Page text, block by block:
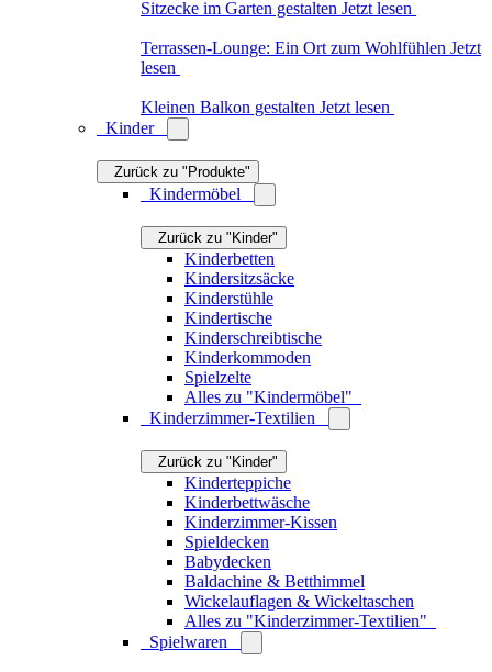
Zurück zu "Kinder"
Kuscheltiere
Spiele & Puzzles
Schlitten
Alles zu "Spielwaren"
Kinder-Accessoires
Zurück zu "Kinder"
Kinderbesteck
Kinderteller
Kinderschalen
Kinderbecher
Kindergeschirr-Sets
Alles zu "Kindergeschirr &
Kinderbesteck"
Alles zu "Kinder"
Kinderzimmer-Ideen: 5 zauberhafte
Themenwelten Jetzt lesen
Kinderzimmer einrichten
Stauraum im Kinderzimmer Jetzt lesen
Tierbedarf
Zurück zu "Produkte"